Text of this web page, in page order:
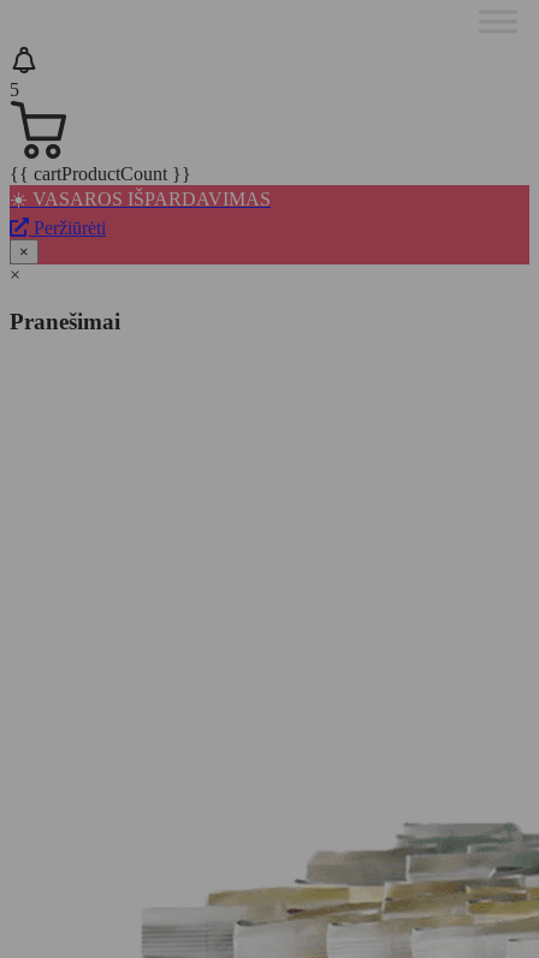
5
{{ cartProductCount }}
☀️ VASAROS IŠPARDAVIMAS
Peržiūrėti
×
×
Pranešimai